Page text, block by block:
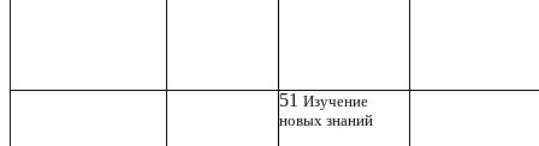
51 Изучение
новых знаний